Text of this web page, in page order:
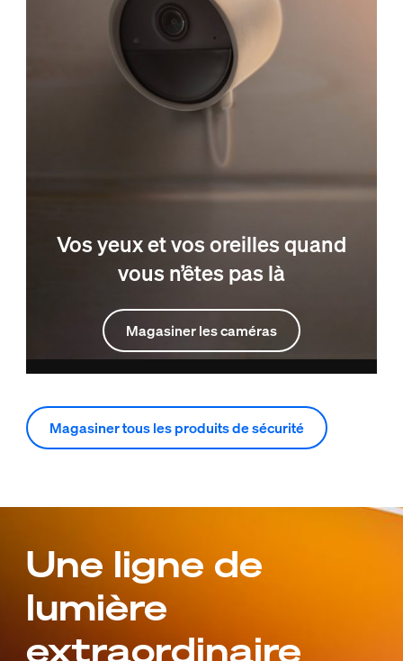
Vos yeux et vos oreilles quand
vous n’êtes pas là
Magasiner les caméras
Magasiner tous les produits de sécurité
Une ligne de
lumière
extraordinaire